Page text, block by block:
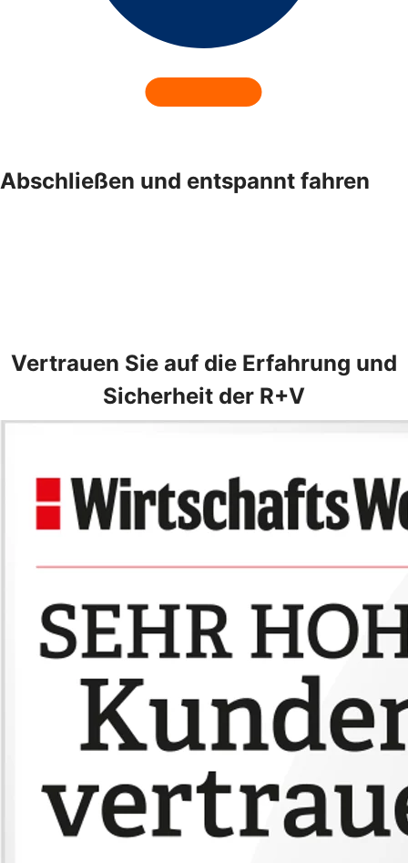
Abschließen und entspannt fahren
Vertrauen Sie auf die Erfahrung und
Sicherheit der R+V